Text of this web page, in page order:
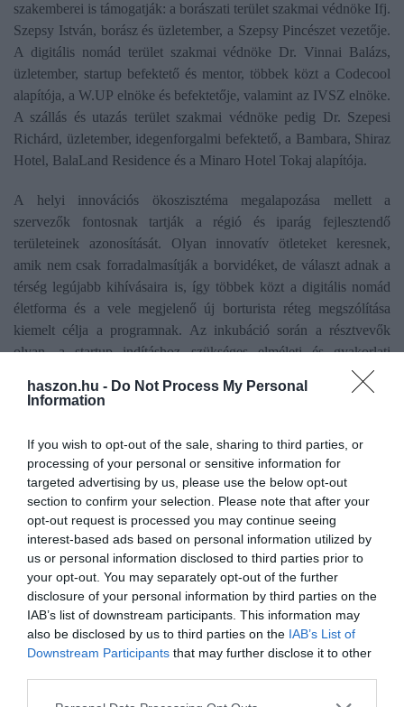
haszon.hu - Do Not Process My Personal
Information
If you wish to opt-out of the sale, sharing to third parties, or
processing of your personal or sensitive information for
targeted advertising by us, please use the below opt-out
section to confirm your selection. Please note that after your
opt-out request is processed you may continue seeing
interest-based ads based on personal information utilized by
us or personal information disclosed to third parties prior to
your opt-out. You may separately opt-out of the further
disclosure of your personal information by third parties on the
IAB’s list of downstream participants. This information may
also be disclosed by us to third parties on the IAB’s List of
Downstream Participants that may further disclose it to other
Please note that this website/app uses one or more Google
szakemberei is támogatják: a borászati terület szakmai védnöke Ifj.
Szepsy István, borász és üzletember, a Szepsy Pincészet vezetője.
A digitális nomád terület szakmai védnöke Dr. Vinnai Balázs,
üzletember, startup befektető és mentor, többek közt a Codecool
alapítója, a W.UP elnöke és befektetője, valamint az IVSZ elnöke.
A szállás és utazás terület szakmai védnöke pedig Dr. Szepesi
Richárd, üzletember, idegenforgalmi befektető, a Bambara, Shiraz
Hotel, BalaLand Residence és a Minaro Hotel Tokaj alapítója.
A helyi innovációs ökoszisztéma megalapozása mellett a
szervezők fontosnak tartják a régió és iparág fejlesztendő
területeinek azonosítását. Olyan innovatív ötleteket keresnek,
amik nem csak forradalmasítják a borvidéket, de választ adnak a
térség legújabb kihívásaira is, így többek közt a digitális nomád
életforma és a vele megjelenő új borturista réteg megszólítása
kiemelt célja a programnak. Az inkubáció során a résztvevők
olyan, a startup indításhoz szükséges elméleti és gyakorlati
alapokat sajátíthatnak el tapasztalt szakamberektől, mint például az
üzleti modell kidolgozása, pénzügyi tervezés, versenytárselemzés,
A programba került startupok öthetes online vállalkozásfejlesztési
képzést, tesztelési környezetet, valamint üzleti és szakmai
mentorációt kapnak, majd a program második szakaszába
kiválasztottak további öthetes befektetési felkészítésben és akár 20
millió forintos kockázati tőkebefektetésben is részesülhetnek,
amiből a Hiventures 15, a Startup Campus 5 millió forintot
November 1-ig van lehetősége jelentkezni azoknak a legalább két
fős csapatoknak, akik a szőlészet, borászat, szállástechnológia,
utazás vagy akár a digitális nomádok bevonzására hoznak validált